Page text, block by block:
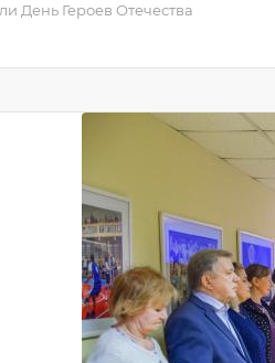
День Героев Отечества